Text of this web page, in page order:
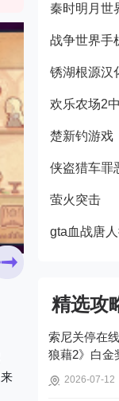
秦时明月世
战争世界手
锈湖根源汉
欢乐农场2
楚新钓游戏
萤火突击
gta血战唐
精选攻
索尼关停在
狼藉2》白金
2026-07-12